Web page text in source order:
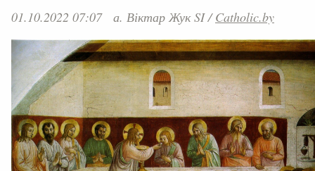
01.10.2022 07:07 а. Віктар Жук SI/Catholic.by